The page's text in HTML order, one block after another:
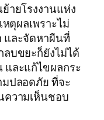
ายโรงงานแห่ง
ตุผลเพราะไม่
และจัดหาผืนที่
ลบขยะก็ยังไม่ได้
และแก้ไขผลกระ
ปลอดภัย ที่จะ
วามเห็นชอบ